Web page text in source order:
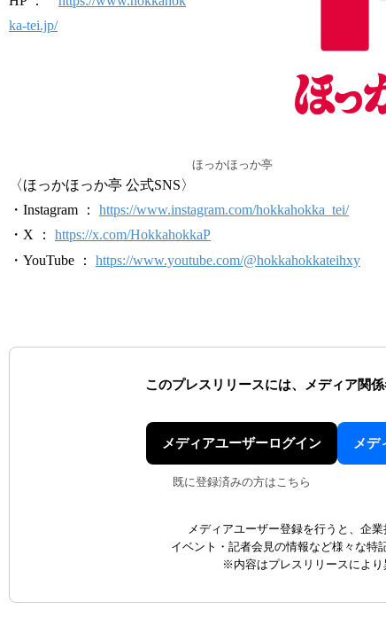
ka-tei.jp/
ほっかほっか亭
〈ほっかほっか亭 公式SNS〉
・Instagram ： https://www.instagram.com/hokkahokka_tei/
・X ： https://x.com/HokkahokkaP
・YouTube ： https://www.youtube.com/@hokkahokkateihxy
このプレスリリースには、 メディア関
メディアユーザーログイン
既に登録済みの方はこちら
メデ
メディアユーザー登録を行うと、企業
イベント・記者会見の情報など様々な特
※内容はプレスリリースにより